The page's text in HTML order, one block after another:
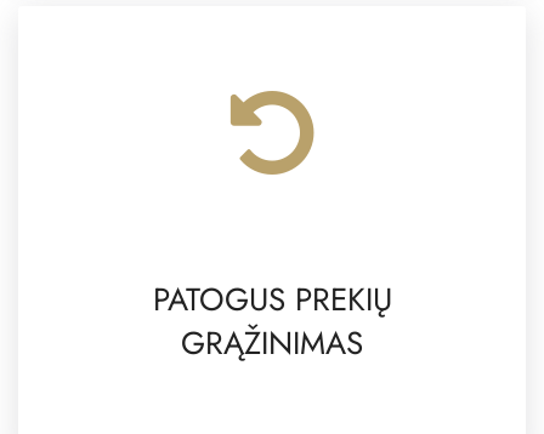
PATOGUS PREKIŲ
GRĄŽINIMAS